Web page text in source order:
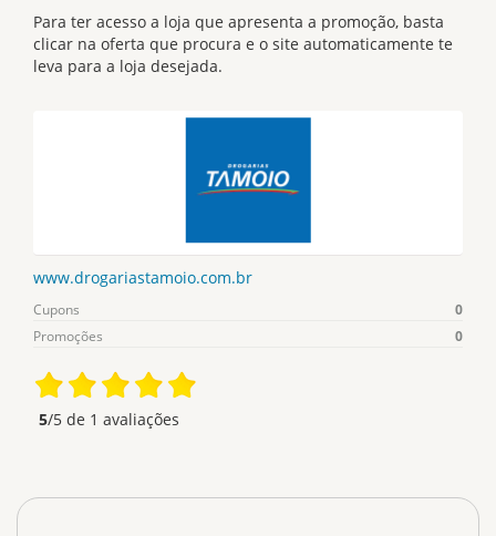
Para ter acesso a loja que apresenta a promoção, basta
clicar na oferta que procura e o site automaticamente te
leva para a loja desejada.
www.drogariastamoio.com.br
Cupons
0
Promoções
0
5/5 de 1 avaliações